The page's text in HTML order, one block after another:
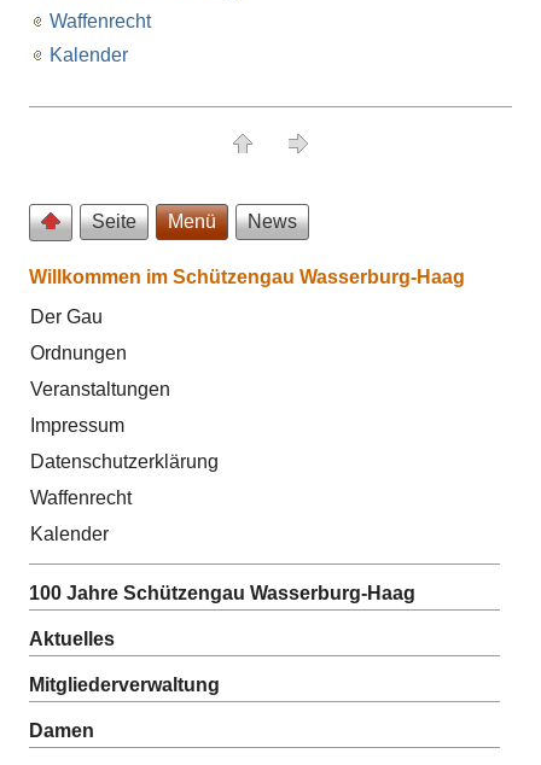
Waffenrecht
Kalender
Seite Menü News
Willkommen im Schützengau Wasserburg-Haag
Der Gau
Ordnungen
Veranstaltungen
Impressum
Datenschutzerklärung
Waffenrecht
Kalender
100 Jahre Schützengau Wasserburg-Haag
Aktuelles
Mitgliederverwaltung
Damen